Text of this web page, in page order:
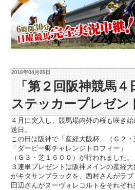
2016年04月05日
「第２回阪神競馬
ステッカープレゼン
４月に突入し、競馬場内外の桜も咲き
送日。
この日は阪神で「産経大阪杯」（Ｇ２
「ダービー卿チャレンジトロフィー」
（Ｇ３・芝１６００）が行われました。
３連単プレゼントは阪神メインの産経
がキタサンブラックを、西村さんがラブ
田辺さんがヌーヴォレコルトをそれぞれ